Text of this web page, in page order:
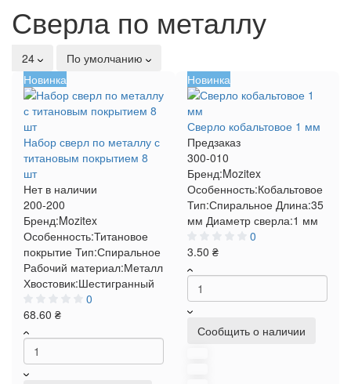
Сверла по металлу
24
По умолчанию
Новинка
Набор сверл по металлу с
титановым покрытием 8
шт
Нет в наличии
200-200
Бренд:Mozitex
Особенность:Титановое
покрытие Тип:Спиральное
Рабочий материал:Металл
Хвостовик:Шестигранный
0
68.60 ₴
Новинка
Сверло кобальтовое 1 мм
Предзаказ
300-010
Бренд:Mozitex
Особенность:Кобальтовое
Тип:Спиральное Длина:35
мм Диаметр сверла:1 мм
0
3.50 ₴
Сообщить о наличии